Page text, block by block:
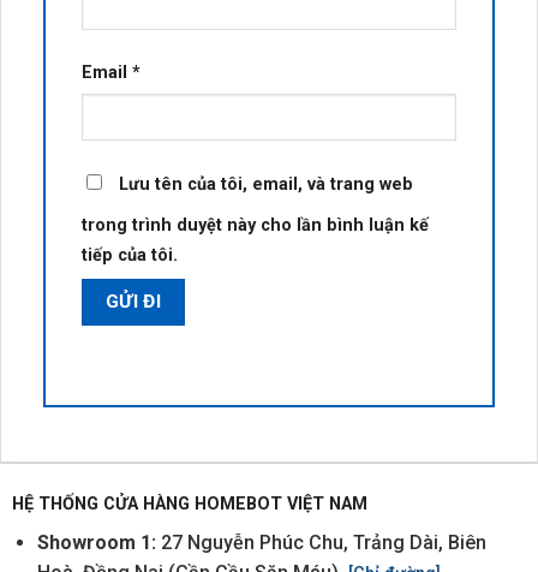
Email *
Lưu tên của tôi, email, và trang web
trong trình duyệt này cho lần bình luận kế
tiếp của tôi.
HỆ THỐNG CỬA HÀNG HOMEBOT VIỆT NAM
Showroom 1: 27 Nguyễn Phúc Chu, Trảng Dài, Biên